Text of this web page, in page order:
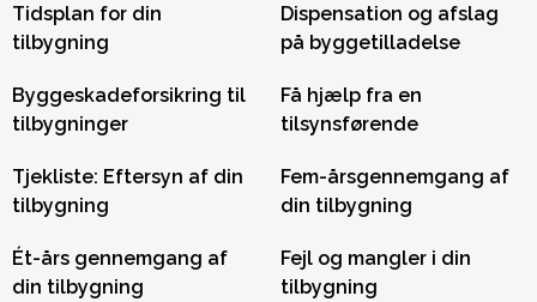
Tidsplan for din
tilbygning
Dispensation og afslag
på byggetilladelse
Byggeskadeforsikring til
tilbygninger
Få hjælp fra en
tilsynsførende
Tjekliste: Eftersyn af din
tilbygning
Fem-årsgennemgang af
din tilbygning
Ét-års gennemgang af
din tilbygning
Fejl og mangler i din
tilbygning